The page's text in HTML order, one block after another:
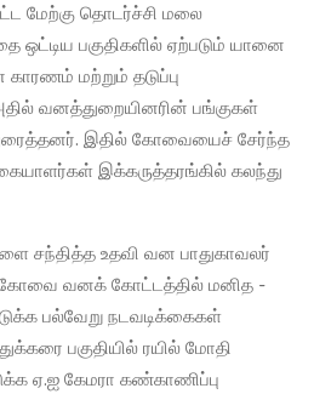
மேற்கு தொடர்ச்சி மலை
பகுதிகளில் ஏற்படும் யானை
மற்றும் தடுப்பு
வனத்துறையினரின் பங்குகள்
இதில் கோவையைச் சேர்ந்த
இக்கருத்தரங்கில் கலந்து
சந்தித்த உதவி வன பாதுகாவலர்
"கோவை வனக் கோட்டத்தில் மனித -
பல்வேறு நடவடிக்கைகள்
பகுதியில் ரயில் மோதி
ஏ‌.ஐ கேமரா கண்காணிப்பு